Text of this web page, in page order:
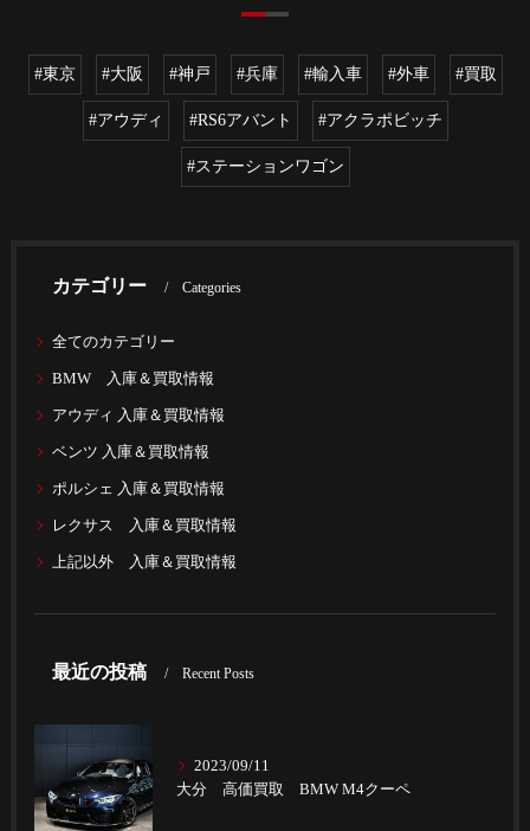
#東京 #大阪 #神戸 #兵庫 #輸入車 #外車 #買取
#アウディ #RS6アバント #アクラポビッチ
#ステーションワゴン
カテゴリー Categories
全てのカテゴリー
BMW 入庫＆買取情報
アウディ 入庫＆買取情報
ベンツ 入庫＆買取情報
ポルシェ 入庫＆買取情報
レクサス 入庫＆買取情報
上記以外 入庫＆買取情報
最近の投稿 Recent Posts
2023/09/11
大分 高価買取 BMW M4クーペ